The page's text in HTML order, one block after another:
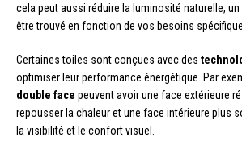
cela peut aussi réduire la luminosité naturelle,
être trouvé en fonction de vos besoins
Certaines toiles sont conçues avec des
optimiser leur performance énergétique. Par
double face peuvent avoir une face extérieure
repousser la chaleur et une face intérieure plus
la visibilité et le confort visuel.